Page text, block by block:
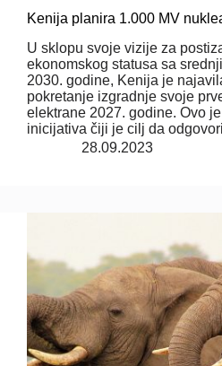
Kenija planira 1.000 MV
U sklopu svoje vizije za
ekonomskog statusa sa
2030. godine, Kenija je
pokretanje izgradnje svoje
elektrane 2027. godine. Ovo
inicijativa čiji je cilj da
28.09.2023